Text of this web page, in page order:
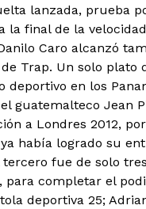
lanzada, prueba
la final de la
Caro alcanzó
Trap. Un solo plato
en los
guatemalteco Jean
a Londres 2012,
había logrado su
fue de solo
para completar el
deportiva 25;